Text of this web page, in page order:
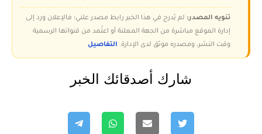
تنويه المصدر: لم يُدرج في هذا الخبر رابط مصدر علني؛ فالإعلان ورد إلى
إدارة الموقع مباشرة من الجهة المعلنة أو اعتُمد من قنواتها الرسمية
وقت النشر، ومصدره موثق لدى الإدارة. التفاصيل
شارك أصدقائك الخبر